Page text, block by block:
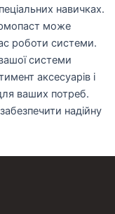
навичках.
може
роботи системи.
системи
аксесуарів і
ваших потреб.
надійну